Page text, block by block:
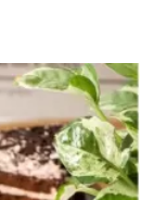
sẵn từ một nhà
Quốc.